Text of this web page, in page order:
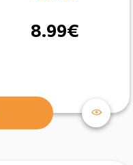
8.99€